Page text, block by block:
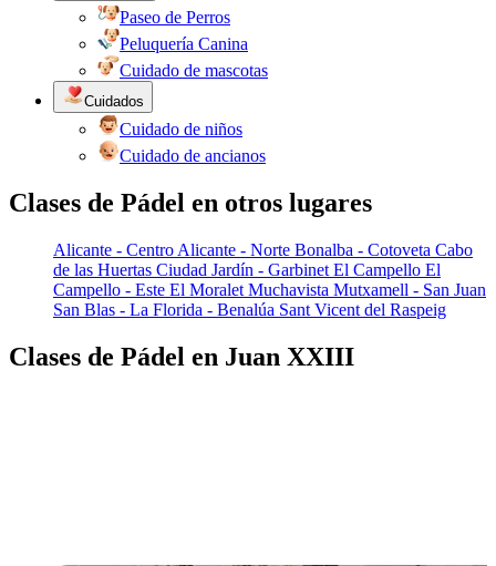
Paseo de Perros
Peluquería Canina
Cuidado de mascotas
Cuidados
Cuidado de niños
Cuidado de ancianos
Clases de Pádel en otros lugares
Alicante - Centro Alicante - Norte Bonalba - Cotoveta Cabo
de las Huertas Ciudad Jardín - Garbinet El Campello El
Campello - Este El Moralet Muchavista Mutxamell - San Juan
San Blas - La Florida - Benalúa Sant Vicent del Raspeig
Clases de Pádel en Juan XXIII